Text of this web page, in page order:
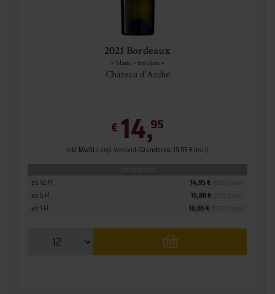
2021 Bordeaux
» blanc - trocken «
Château d'Arche
€ 14,95
inkl. MwSt. / zzgl.Versand (Grundpreis: 19,93 € pro l)
ab 1 Fl. 16,65 €
ab 6 Fl. 15,80 €
ab 12 Fl. 14,95 €